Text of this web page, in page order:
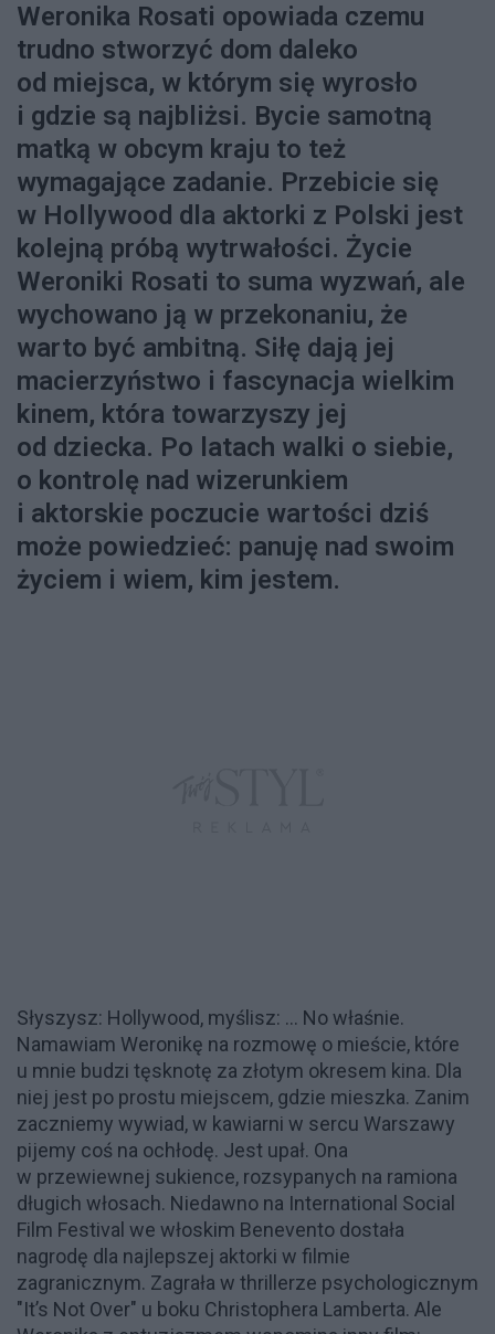
Weronika Rosati opowiada czemu
trudno stworzyć dom daleko
od miejsca, w którym się wyrosło
i gdzie są najbliżsi. Bycie samotną
matką w obcym kraju to też
wymagające zadanie. Przebicie się
w Hollywood dla aktorki z Polski jest
kolejną próbą wytrwałości. Życie
Weroniki Rosati to suma wyzwań, ale
wychowano ją w przekonaniu, że
warto być ambitną. Siłę dają jej
macierzyństwo i fascynacja wielkim
kinem, która towarzyszy jej
od dziecka. Po latach walki o siebie,
o kontrolę nad wizerunkiem
i aktorskie poczucie wartości dziś
może powiedzieć: panuję nad swoim
życiem i wiem, kim jestem.
Słyszysz: Hollywood, myślisz: … No właśnie.
Namawiam Weronikę na rozmowę o mieście, które
u mnie budzi tęsknotę za złotym okresem kina. Dla
niej jest po prostu miejscem, gdzie mieszka. Zanim
zaczniemy wywiad, w kawiarni w sercu Warszawy
pijemy coś na ochłodę. Jest upał. Ona
w przewiewnej sukience, rozsypanych na ramiona
długich włosach. Niedawno na International Social
Film Festival we włoskim Benevento dostała
nagrodę dla najlepszej aktorki w filmie
zagranicznym. Zagrała w thrillerze psychologicznym
"It’s Not Over" u boku Christophera Lamberta. Ale